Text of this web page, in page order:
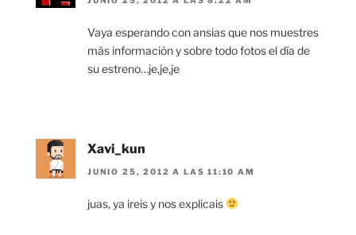
Vaya esperando con ansias que nos muestres
más información y sobre todo fotos el día de
su estreno…je,je,je
Xavi_kun
JUNIO 25, 2012 A LAS 11:10 AM
juas, ya ireis y nos explicais